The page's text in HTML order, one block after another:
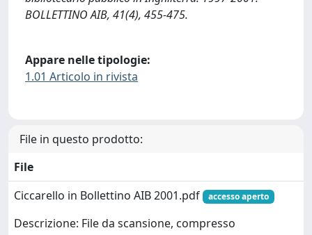
BOLLETTINO AIB, 41(4), 455-475.
Appare nelle tipologie:
1.01 Articolo in rivista
File in questo prodotto:
File
Ciccarello in Bollettino AIB 2001.pdf
accesso aperto
Descrizione: File da scansione, compresso